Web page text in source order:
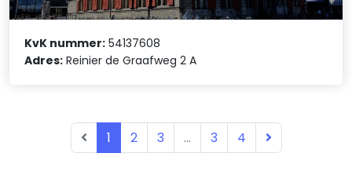
KvK nummer: 54137608
Adres: Reinier de Graafweg 2 A
1 2 3 ... 3 4